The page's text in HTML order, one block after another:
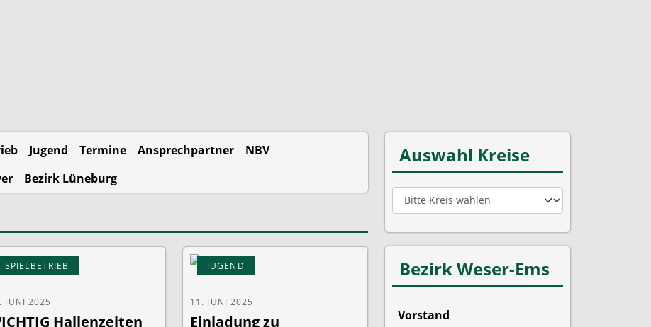
Jugend Termine Ansprechpartner
NBV
Bezirk Lüneburg
SPIELBETRIEB
JUNI 2025
Hallenzeiten
JUGEND
11. JUNI 2025
Einladung zu
Auswahl Kreise
Bezirk Weser-Ems
Vorstand